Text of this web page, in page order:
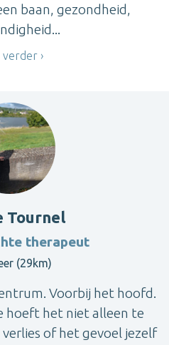
baan, gezondheid,
verder
Tournel
therapeut
(29km)
Voorbij het hoofd.
hoeft het niet alleen te
of het gevoel jezelf